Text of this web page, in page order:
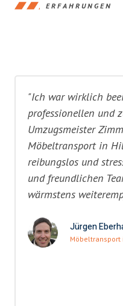
ERFAHRUNGEN
"Ich war wirklich
professionellen und
Umzugsmeister
Möbeltransport in
reibungslos und
und freundlichen
wärmstens
Jürgen
Möbeltransport